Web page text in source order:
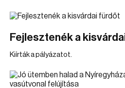
Fejlesztenék a
Kiírták a pályázatot.